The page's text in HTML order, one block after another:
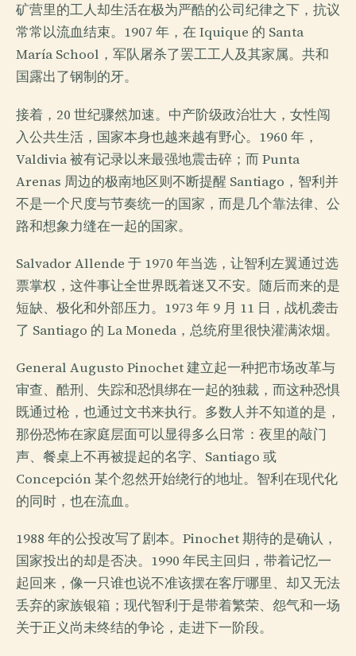
矿营里的工人却生活在极为严酷的公司纪律之下，抗议
常常以流血结束。1907 年，在 Iquique 的 Santa
María School，军队屠杀了罢工工人及其家属。共和
国露出了钢制的牙。
接着，20 世纪骤然加速。中产阶级政治壮大，女性闯
入公共生活，国家本身也越来越有野心。1960 年，
Valdivia 被有记录以来最强地震击碎；而 Punta
Arenas 周边的极南地区则不断提醒 Santiago，智利并
不是一个尺度与节奏统一的国家，而是几个靠法律、公
路和想象力缝在一起的国家。
Salvador Allende 于 1970 年当选，让智利左翼通过选
票掌权，这件事让全世界既着迷又不安。随后而来的是
短缺、极化和外部压力。1973 年 9 月 11 日，战机袭击
了 Santiago 的 La Moneda，总统府里很快灌满浓烟。
General Augusto Pinochet 建立起一种把市场改革与
审查、酷刑、失踪和恐惧绑在一起的独裁，而这种恐惧
既通过枪，也通过文书来执行。多数人并不知道的是，
那份恐怖在家庭层面可以显得多么日常：夜里的敲门
声、餐桌上不再被提起的名字、Santiago 或
Concepción 某个忽然开始绕行的地址。智利在现代化
的同时，也在流血。
1988 年的公投改写了剧本。Pinochet 期待的是确认，
国家投出的却是否决。1990 年民主回归，带着记忆一
起回来，像一只谁也说不准该摆在客厅哪里、却又无法
丢弃的家族银箱；现代智利于是带着繁荣、怨气和一场
关于正义尚未终结的争论，走进下一阶段。